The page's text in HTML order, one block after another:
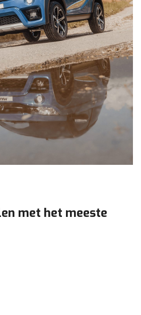
met het meeste